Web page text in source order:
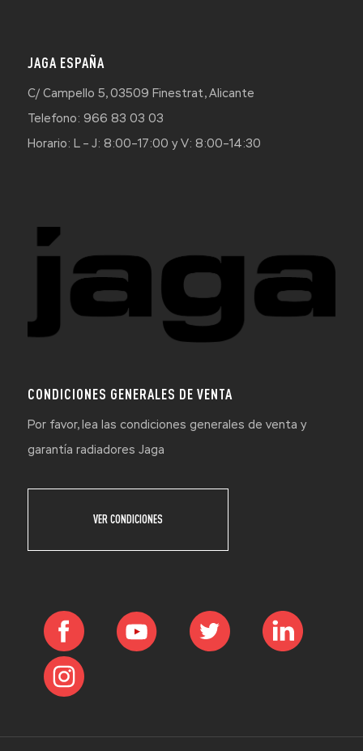
JAGA ESPAÑA
C/ Campello 5, 03509 Finestrat, Alicante
Telefono: 966 83 03 03
Horario: L – J: 8:00–17:00 y V: 8:00–14:30
CONDICIONES GENERALES DE VENTA
Por favor, lea las condiciones generales de venta y
garantía radiadores Jaga
VER CONDICIONES